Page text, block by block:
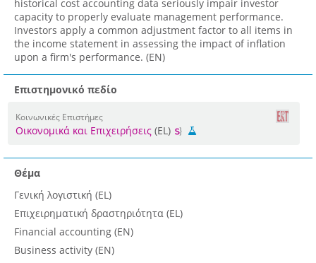
historical cost accounting data seriously impair investor
capacity to properly evaluate management performance.
Investors apply a common adjustment factor to all items in
the income statement in assessing the impact of inflation
upon a firm's performance. (EN)
Επιστημονικό πεδίο
Κοινωνικές Επιστήμες
Οικονομικά και Επιχειρήσεις (EL)
Θέμα
Γενική λογιστική (EL)
Επιχειρηματική δραστηριότητα (EL)
Financial accounting (EN)
Business activity (EN)